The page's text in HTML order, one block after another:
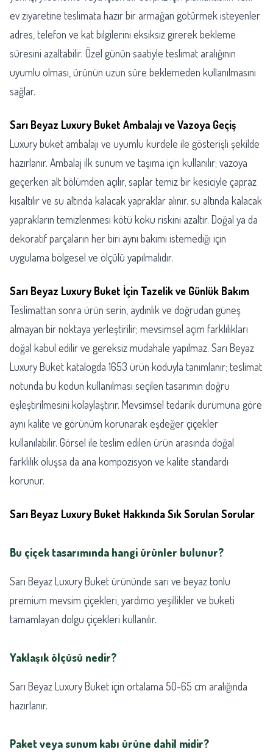
ev ziyaretine teslimata hazır bir armağan götürmek isteyenler
adres, telefon ve kat bilgilerini eksiksiz girerek bekleme
süresini azaltabilir. Özel günün saatiyle teslimat aralığının
uyumlu olması, ürünün uzun süre beklemeden kullanılmasını
sağlar.
Sarı Beyaz Luxury Buket Ambalajı ve Vazoya Geçiş
Luxury buket ambalajı ve uyumlu kurdele ile gösterişli şekilde
hazırlanır. Ambalaj ilk sunum ve taşıma için kullanılır; vazoya
geçerken alt bölümden açılır, saplar temiz bir kesiciyle çapraz
kısaltılır ve su altında kalacak yapraklar alınır. su altında kalacak
yaprakların temizlenmesi kötü koku riskini azaltır. Doğal ya da
dekoratif parçaların her biri aynı bakımı istemediği için
uygulama bölgesel ve ölçülü yapılmalıdır.
Sarı Beyaz Luxury Buket İçin Tazelik ve Günlük Bakım
Teslimattan sonra ürün serin, aydınlık ve doğrudan güneş
almayan bir noktaya yerleştirilir; mevsimsel açım farklılıkları
doğal kabul edilir ve gereksiz müdahale yapılmaz. Sarı Beyaz
Luxury Buket katalogda 1653 ürün koduyla tanımlanır; teslimat
notunda bu kodun kullanılması seçilen tasarımın doğru
eşleştirilmesini kolaylaştırır. Mevsimsel tedarik durumuna göre
aynı kalite ve görünüm korunarak eşdeğer çiçekler
kullanılabilir. Görsel ile teslim edilen ürün arasında doğal
farklılık oluşsa da ana kompozisyon ve kalite standardı
korunur.
Sarı Beyaz Luxury Buket Hakkında Sık Sorulan Sorular
Bu çiçek tasarımında hangi ürünler bulunur?
Sarı Beyaz Luxury Buket ürününde sarı ve beyaz tonlu
premium mevsim çiçekleri, yardımcı yeşillikler ve buketi
tamamlayan dolgu çiçekleri kullanılır.
Yaklaşık ölçüsü nedir?
Sarı Beyaz Luxury Buket için ortalama 50-65 cm aralığında
hazırlanır.
Paket veya sunum kabı ürüne dahil midir?